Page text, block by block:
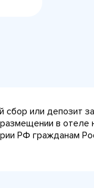
сбор или
в
РФ гражданам